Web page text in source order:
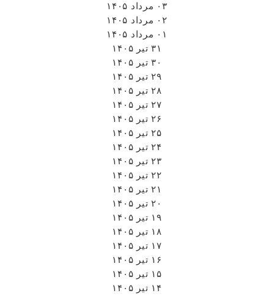
۰۳ مرداد ۱۴۰۵
۰۲ مرداد ۱۴۰۵
۰۱ مرداد ۱۴۰۵
۳۱ تیر ۱۴۰۵
۳۰ تیر ۱۴۰۵
۲۹ تیر ۱۴۰۵
۲۸ تیر ۱۴۰۵
۲۷ تیر ۱۴۰۵
۲۶ تیر ۱۴۰۵
۲۵ تیر ۱۴۰۵
۲۴ تیر ۱۴۰۵
۲۳ تیر ۱۴۰۵
۲۲ تیر ۱۴۰۵
۲۱ تیر ۱۴۰۵
۲۰ تیر ۱۴۰۵
۱۹ تیر ۱۴۰۵
۱۸ تیر ۱۴۰۵
۱۷ تیر ۱۴۰۵
۱۶ تیر ۱۴۰۵
۱۵ تیر ۱۴۰۵
۱۴ تیر ۱۴۰۵